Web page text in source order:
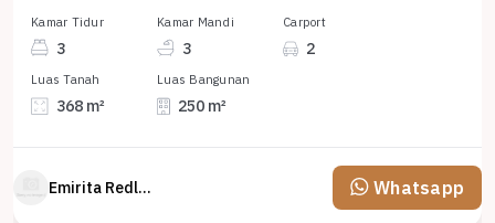
Kamar Tidur
3
Kamar Mandi
3
Carport
2
Luas Tanah
368 m²
Luas Bangunan
250 m²
Emirita Redland Whatsapp